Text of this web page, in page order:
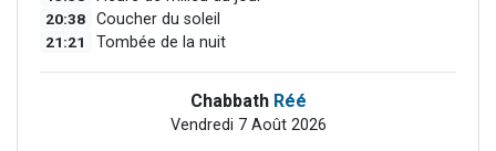
20:38 Coucher du soleil
21:21 Tombée de la nuit
Chabbath Réé
Vendredi 7 Août 2026